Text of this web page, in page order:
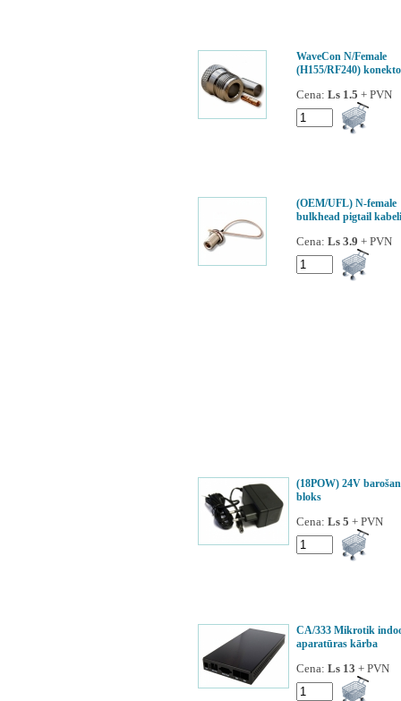
WaveCon N/Female
(H155/RF240)
Cena: Ls 1.5 + PVN
(OEM/UFL) N-female
bulkhead pigtail
Cena: Ls 3.9 + PVN
(18POW) 24V
bloks
Cena: Ls 5 + PVN
CA/333 Mikrotik
aparatūras kārba
Cena: Ls 13 + PVN